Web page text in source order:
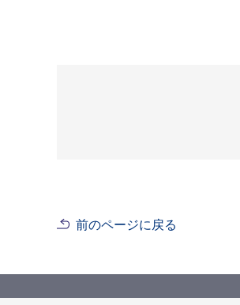
前のページに戻る